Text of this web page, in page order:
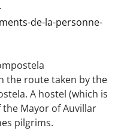
de-la-personne-
the route taken by the
A hostel (which is
Mayor of Auvillar
pilgrims.